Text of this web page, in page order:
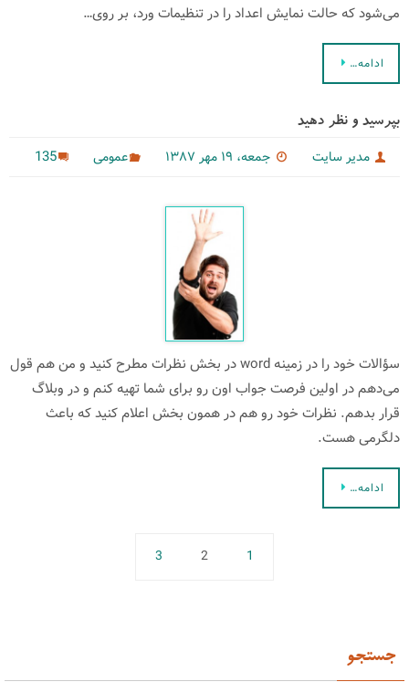
می‌شود كه حالت نمایش اعداد را در تنظیمات ورد، بر روی…
ادامه…
بپرسید و نظر دهید
مدیر سایت جمعه، ۱۹ مهر ۱۳۸۷ عمومی 135
سؤالات خود را در زمینه‌ word در بخش نظرات مطرح كنید و من هم قول
می‌دهم در اولین فرصت جواب اون رو برای شما تهیه كنم و در وبلاگ
قرار بدهم. نظرات خود رو هم در همون بخش اعلام كنید كه باعث
دلگرمی هست.
ادامه…
1
2
3
جستجو